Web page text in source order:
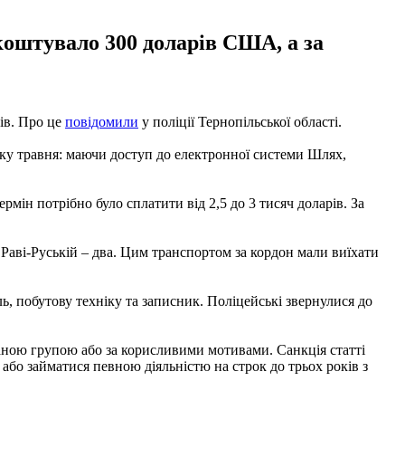
300 доларів США, а за
Про це повідомили у поліції Тернопільської області.
травня: маючи доступ до електронної системи Шлях,
потрібно було сплатити від 2,5 до 3 тисяч доларів. За
Руській – два. Цим транспортом за кордон мали виїхати
техніку та записник. Поліцейські звернулися до
групою або за корисливими мотивами. Санкція статті
займатися певною діяльністю на строк до трьох років з